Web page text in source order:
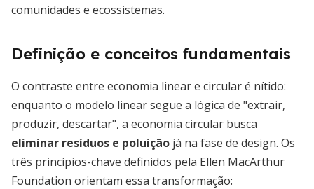
comunidades e ecossistemas.
Definição e conceitos fundamentais
O contraste entre economia linear e circular é nítido:
enquanto o modelo linear segue a lógica de "extrair,
produzir, descartar", a economia circular busca
eliminar resíduos e poluição já na fase de design. Os
três princípios-chave definidos pela Ellen MacArthur
Foundation orientam essa transformação: